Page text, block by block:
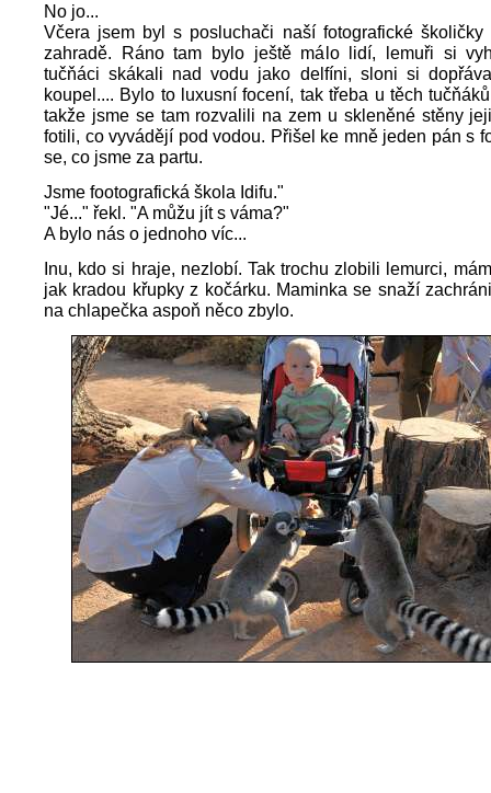
No jo...
Včera jsem byl s posluchači naší fotografické školičky
zahradě. Ráno tam bylo ještě málo lidí, lemuři si
tučňáci skákali nad vodu jako delfíni, sloni si
koupel.... Bylo to luxusní focení, tak třeba u těch
takže jsme se tam rozvalili na zem u skleněné stěny
fotili, co vyvádějí pod vodou. Přišel ke mně jeden pán s
se, co jsme za partu.
Jsme footografická škola Idifu."
"Jé..." řekl. "A můžu jít s váma?"
A bylo nás o jednoho víc...
Inu, kdo si hraje, nezlobí. Tak trochu zlobili lemurci,
jak kradou křupky z kočárku. Maminka se snaží
na chlapečka aspoň něco zbylo.